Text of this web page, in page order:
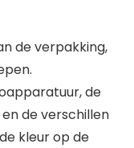
de verpakking,
de
de verschillen
kleur op de